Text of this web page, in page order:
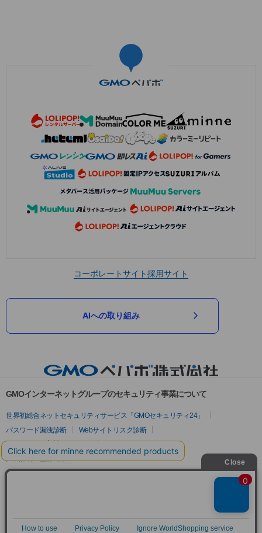
コーポレートサイト採用サイト
AIへの取り組み
GMOインターネットグループのセキュリティ事業について
世界初総合ネットセキュリティサービス「GMOセキュリティ24」
パスワード漏洩診断
Webサイトリスク診断
セキュリティ相談AIチャットボット
実在証明・盗聴対策
サイバー攻撃対策（GMOサイバーセキュリティ byイエラエ）